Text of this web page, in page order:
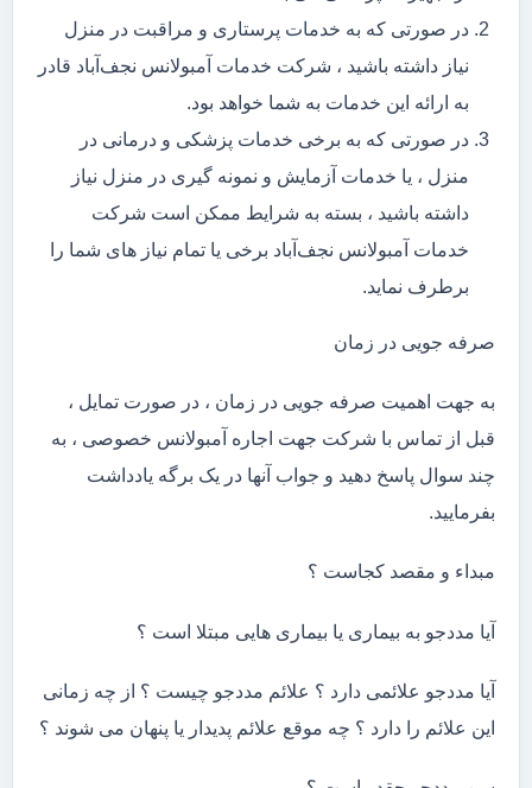
در صورتی که به خدمات پرستاری و مراقبت در منزل
نیاز داشته باشید ، شرکت خدمات آمبولانس نجف‌آباد قادر
به ارائه این خدمات به شما خواهد بود.
در صورتی که به برخی خدمات پزشکی و درمانی در
منزل ، یا خدمات آزمایش و نمونه گیری در منزل نیاز
داشته باشید ، بسته به شرایط ممکن است شرکت
خدمات آمبولانس نجف‌آباد برخی یا تمام نیاز های شما را
برطرف نماید.
صرفه جویی در زمان
به جهت اهمیت صرفه جویی در زمان ، در صورت تمایل ،
قبل از تماس با شرکت جهت اجاره آمبولانس خصوصی ، به
چند سوال پاسخ دهید و جواب آنها در یک برگه یادداشت
بفرمایید.
مبداء و مقصد کجاست ؟
آیا مددجو به بیماری یا بیماری هایی مبتلا است ؟
آیا مددجو علائمی دارد ؟ علائم مددجو چیست ؟ از چه زمانی
این علائم را دارد ؟ چه موقع علائم پدیدار یا پنهان می شوند ؟